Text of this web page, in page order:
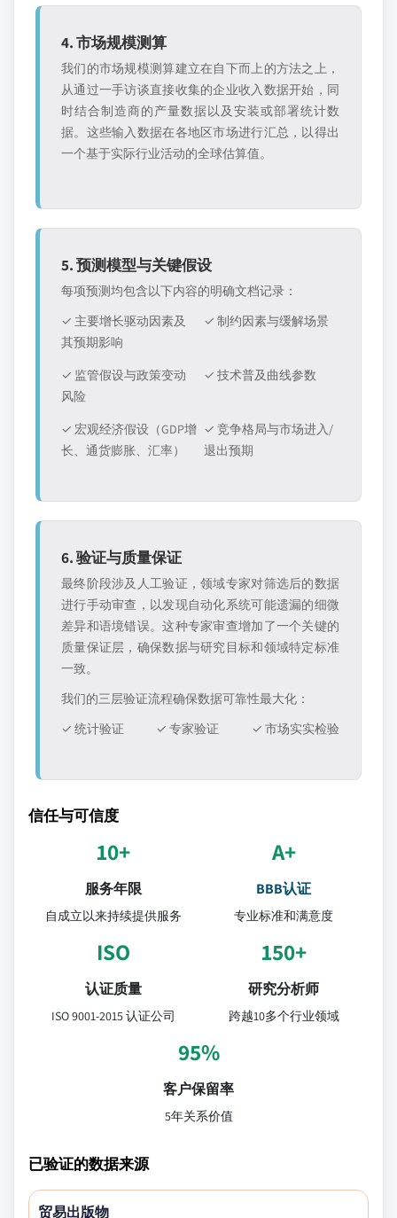
4. 市场规模测算
我们的市场规模测算建立在自下而上的方法之上，
从通过一手访谈直接收集的企业收入数据开始，同
时结合制造商的产量数据以及安装或部署统计数
据。这些输入数据在各地区市场进行汇总，以得出
一个基于实际行业活动的全球估算值。
5. 预测模型与关键假设
每项预测均包含以下内容的明确文档记录：
✓ 主要增长驱动因素及
其预期影响
✓ 制约因素与缓解场景
✓ 监管假设与政策变动
风险
✓ 技术普及曲线参数
✓ 宏观经济假设（GDP增
长、通货膨胀、汇率）
✓ 竞争格局与市场进入/
退出预期
6. 验证与质量保证
最终阶段涉及人工验证，领域专家对筛选后的数据
进行手动审查，以发现自动化系统可能遗漏的细微
差异和语境错误。这种专家审查增加了一个关键的
质量保证层，确保数据与研究目标和领域特定标准
一致。
我们的三层验证流程确保数据可靠性最大化：
✓ 统计验证
✓ 专家验证 ✓ 市场实实检验
信任与可信度
10+
服务年限
自成立以来持续提供服务
A+
BBB认证
专业标准和满意度
ISO
认证质量
ISO 9001-2015 认证公司
150+
研究分析师
跨越10多个行业领域
95%
客户保留率
5年关系价值
已验证的数据来源
贸易出版物